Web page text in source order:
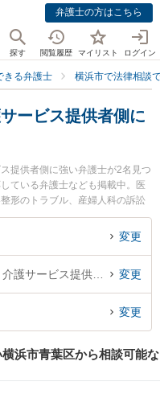
弁護士の方はこちら
探す 閲覧履歴 マイリスト ログイン
きる弁護士 横浜市で法律相談
ービス提供者側に
提供者側に強い弁護士が2名見つ
ている弁護士なども掲載中。医
形のトラブル、産婦人科の訴訟
す。特に青葉台法律事務所の
所の猪野 匡史弁護士のプロフィ
トラブル解決の実績豊富な近く
・介護サービス提供者側を法律
したい』などでお困りの相談者
変更
変更
変更
浜市青葉区から相談可能な